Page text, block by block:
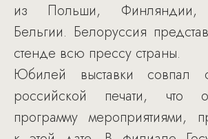
из Польши, Финляндии,
Бельгии. Белоруссия
стенде всю прессу страны.
Юбилей выставки совпал
российской печати, что
программу мероприятиями,